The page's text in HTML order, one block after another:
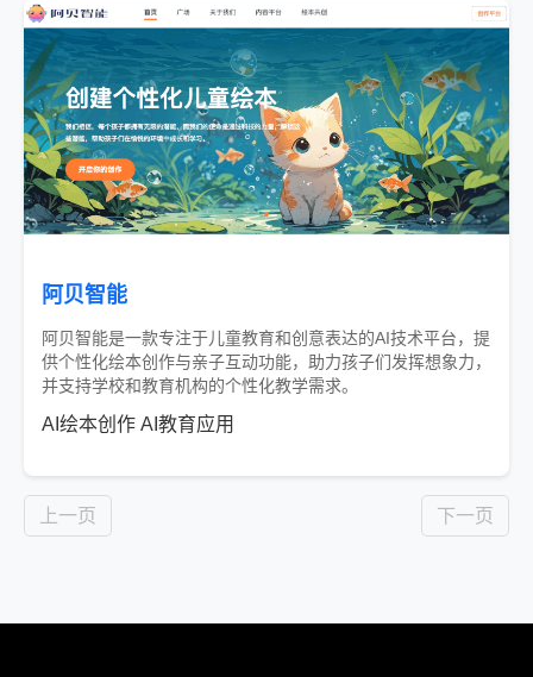
阿贝智能
阿贝智能是一款专注于儿童教育和创意表达的AI技术平台，提
供个性化绘本创作与亲子互动功能，助力孩子们发挥想象力，
并支持学校和教育机构的个性化教学需求。
AI绘本创作 AI教育应用
上一页 下一页